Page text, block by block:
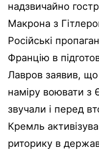
надзвичайно
Макрона з
Російські
Францію в
Лавров заявив,
наміру воювати з
звучали і перед
Кремль
риторику в